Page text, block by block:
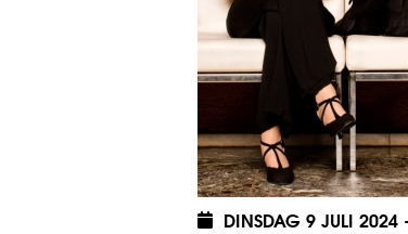
DINSDAG 9 JULI 2024